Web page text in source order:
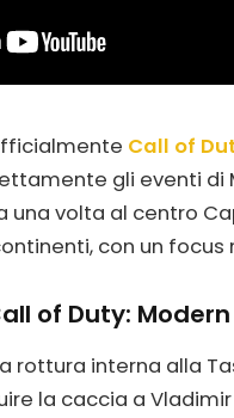
Call of
gli eventi di
una volta al centro
con un
of Duty:
rottura interna alla
la caccia a